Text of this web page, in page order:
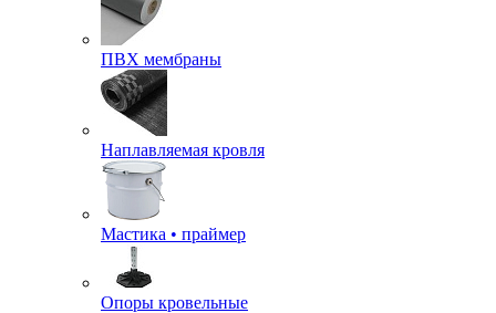
ПВХ мембраны
Наплавляемая кровля
Мастика • праймер
Опоры кровельные